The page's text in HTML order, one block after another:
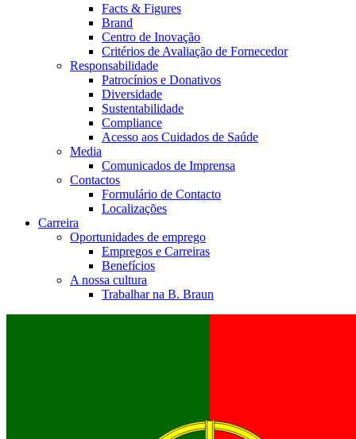
Facts & Figures
Brand
Centro de Inovação
Critérios de Avaliação de Fornecedor
Responsabilidade
Patrocínios e Donativos
Diversidade
Sustentabilidade
Compliance
Acesso aos Cuidados de Saúde
Media
Comunicados de Imprensa
Contactos
Formulário de Contacto
Localizações
Carreira
Oportunidades de emprego
Empregos e Carreiras
Benefícios
A nossa cultura
Trabalhar na B. Braun